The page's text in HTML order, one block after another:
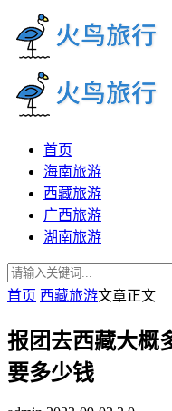
首页
海南旅游
西藏旅游
广西旅游
湖南旅游
首页 西藏旅游文章正文
报团去西藏大概
要多少钱